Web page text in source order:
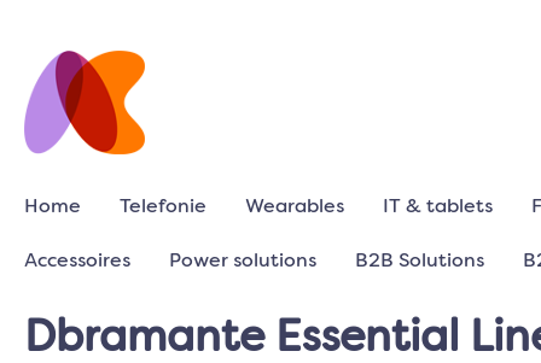
Home Telefonie Wearables IT & tablets
Accessoires Power solutions B2B Solutions
Dbramante Essential